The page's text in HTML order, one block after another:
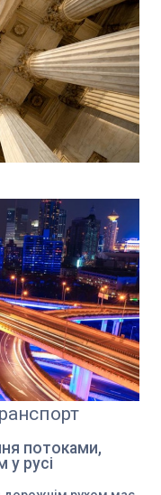
потоками,
у русі